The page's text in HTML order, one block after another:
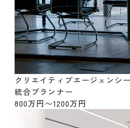
クリエイティブエージェンシー
統合プランナー
800万円〜1200万円